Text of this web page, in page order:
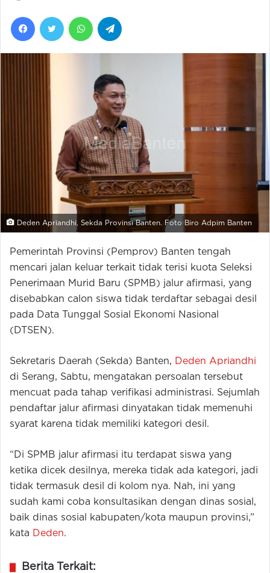
FacebookTwitter WhatsApp
Deden Apriandhi, Sekda Provinsi Banten. Foto Biro Adpim Banten
Pemerintah Provinsi (Pemprov) Banten tengah
mencari jalan keluar terkait tidak terisi kuota Seleksi
Penerimaan Murid Baru (SPMB) jalur afirmasi, yang
disebabkan calon siswa tidak terdaftar sebagai desil
pada Data Tunggal Sosial Ekonomi Nasional
(DTSEN).
Sekretaris Daerah (Sekda) Banten, Deden Apriandhi
di Serang, Sabtu, mengatakan persoalan tersebut
mencuat pada tahap verifikasi administrasi. Sejumlah
pendaftar jalur afirmasi dinyatakan tidak memenuhi
syarat karena tidak memiliki kategori desil.
“Di SPMB jalur afirmasi itu terdapat siswa yang
ketika dicek desilnya, mereka tidak ada kategori, jadi
tidak termasuk desil di kolom nya. Nah, ini yang
sudah kami coba konsultasikan dengan dinas sosial,
baik dinas sosial kabupaten/kota maupun provinsi,”
kata Deden.
Berita Terkait: